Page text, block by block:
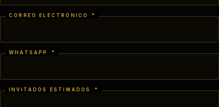
CORREO ELECTRÓNICO *
WHATSAPP *
INVITADOS ESTIMADOS *